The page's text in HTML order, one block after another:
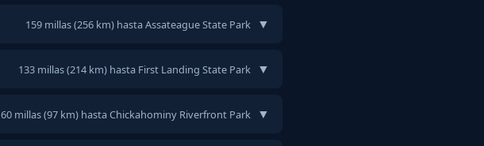
159 millas (256 km) hasta Assateague State Park ▼
133 millas (214 km) hasta First Landing State Park ▼
60 millas (97 km) hasta Chickahominy Riverfront Park ▼